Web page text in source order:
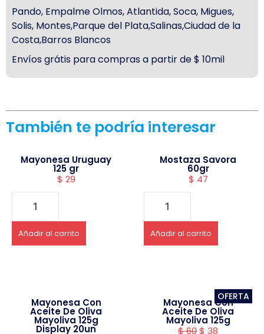
Pando, Empalme Olmos, Atlantida, Soca, Migues,
Solis, Montes,Parque del Plata,Salinas,Ciudad de la
Costa,Barros Blancos
Envíos grátis para compras a partir de $ 10mil
También te podría interesar
Mayonesa Uruguay
125 gr
$ 29
Añadir al carrito
Mostaza Savora
60gr
$ 47
Añadir al carrito
Mayonesa Con
Aceite De Oliva
Mayoliva 125g
Display 20un
OFERTA
Mayonesa Con
Aceite De Oliva
Mayoliva 125g
$60$ 38